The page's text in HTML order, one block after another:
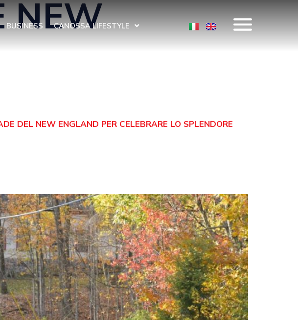
BUSINESS CANOSSA LIFESTYLE
NEW
DEL NEW ENGLAND PER CELEBRARE LO SPLENDORE